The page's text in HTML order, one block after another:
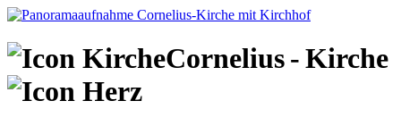
Skip
content
Cornelius-Kirche